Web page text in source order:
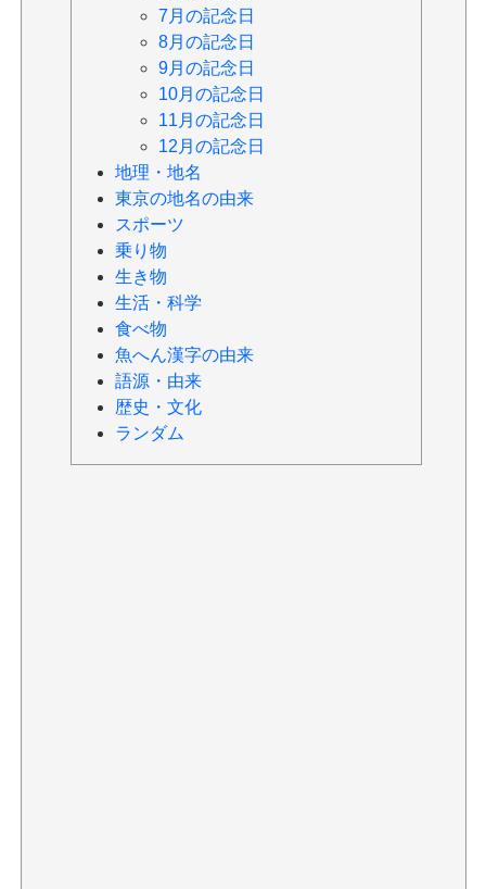
7月の記念日
8月の記念日
9月の記念日
10月の記念日
11月の記念日
12月の記念日
地理・地名
東京の地名の由来
スポーツ
乗り物
生き物
生活・科学
食べ物
魚へん漢字の由来
語源・由来
歴史・文化
ランダム